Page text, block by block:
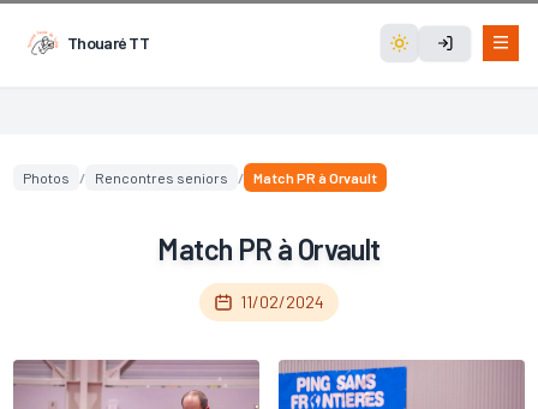
Thouaré TT
Photos / Rencontres seniors / Match PR à Orvault
Match PR à Orvault
11/02/2024